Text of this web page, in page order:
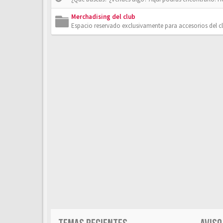
Merchadising del club
Espacio reservado exclusivamente para accesorios del